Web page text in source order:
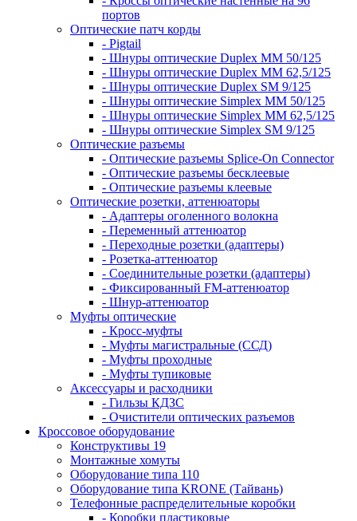
портов
Оптические патч корды
- Pigtail
- Шнуры оптические Duplex MM 50/125
- Шнуры оптические Duplex MM 62,5/125
- Шнуры оптические Duplex SM 9/125
- Шнуры оптические Simplex MM 50/125
- Шнуры оптические Simplex MM 62,5/125
- Шнуры оптические Simplex SM 9/125
Оптические разъемы
- Оптические разъемы Splice-On Connector
- Оптические разъемы бесклеевые
- Оптические разъемы клеевые
Оптические розетки, аттенюаторы
- Адаптеры оголенного волокна
- Переменный аттенюатор
- Переходные розетки (адаптеры)
- Розетка-аттенюатор
- Соединительные розетки (адаптеры)
- Фиксированный FM-аттенюатор
- Шнур-аттенюатор
Муфты оптические
- Кросс-муфты
- Муфты магистральные (ССД)
- Муфты проходные
- Муфты тупиковые
Аксессуары и расходники
- Гильзы КДЗС
- Очистители оптических разъемов
Кроссовое оборудование
Конструктивы 19
Монтажные хомуты
Оборудование типа 110
Оборудование типа KRONE (Тайвань)
Телефонные распределительные коробки
- Коробки пластиковые